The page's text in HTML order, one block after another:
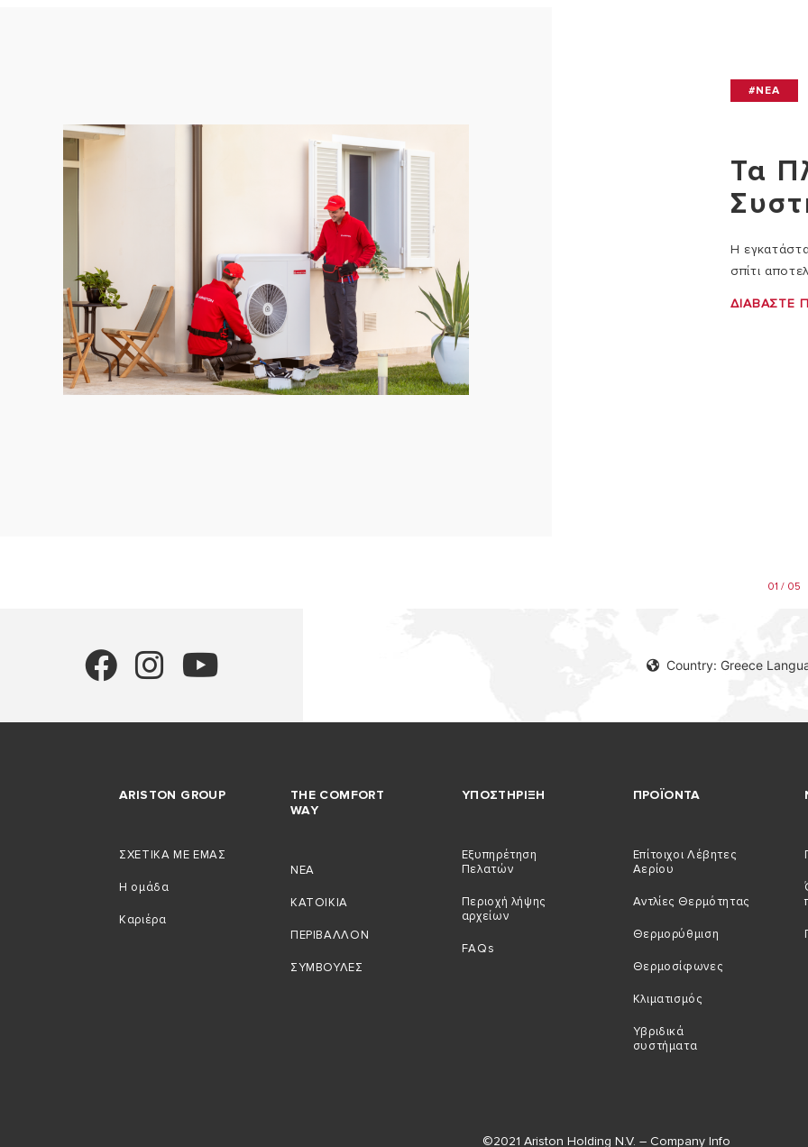
#NEA
Τα
Η
σπίτι
ΔΙΑΒΆΣΤΕ
01 / 05
Country: Greece
ARISTON GROUP
ΣΧΕΤΙΚΑ ΜΕ ΕΜΑΣ
Η ομάδα
Καριέρα
THE COMFORT
WAY
NEA
ΚΑΤΟΙΚIΑ
ΠΕΡΙΒAΛΛΟΝ
ΣΥΜΒΟΥΛEΣ
ΥΠΟΣΤΗΡΙΞΗ
Εξυπηρέτηση
Πελατών
Περιοχή λήψης
αρχείων
FAQs
ΠΡΟΪΟΝΤΑ
Επίτοιχοι Λέβητες
Αερίου
Αντλίες Θερμότητας
Θερμορύθμιση
Θερμοσίφωνες
Κλιματισμός
Υβριδικά
συστήματα
©2021 Ariston Holding N.V. – Company Info